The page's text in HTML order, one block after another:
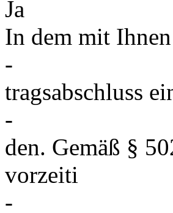
Ja
In dem mit
-
tragsabschluss
-
den. Gemäß §
vorzeiti
-